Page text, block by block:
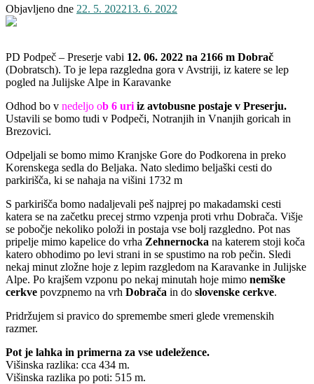
Objavljeno dne 22. 5. 202213. 6. 2022
PD Podpeč – Preserje vabi 12. 06. 2022 na 2166 m Dobrač
(Dobratsch). To je lepa razgledna gora v Avstriji, iz katere se lep
pogled na Julijske Alpe in Karavanke
Odhod bo v nedeljo ob 6 uri iz avtobusne postaje v Preserju.
Ustavili se bomo tudi v Podpeči, Notranjih in Vnanjih goricah in
Brezovici.
Odpeljali se bomo mimo Kranjske Gore do Podkorena in preko
Korenskega sedla do Beljaka. Nato sledimo beljaški cesti do
parkirišča, ki se nahaja na višini 1732 m
S parkirišča bomo nadaljevali peš najprej po makadamski cesti
katera se na začetku precej strmo vzpenja proti vrhu Dobrača. Višje
se pobočje nekoliko položi in postaja vse bolj razgledno. Pot nas
pripelje mimo kapelice do vrha Zehnernocka na katerem stoji koča
katero obhodimo po levi strani in se spustimo na rob pečin. Sledi
nekaj minut zložne hoje z lepim razgledom na Karavanke in Julijske
Alpe. Po krajšem vzponu po nekaj minutah hoje mimo nemške
cerkve povzpnemo na vrh Dobrača in do slovenske cerkve.
Pridržujem si pravico do spremembe smeri glede vremenskih
razmer.
Pot je lahka in primerna za vse udeležence.
Višinska razlika: cca 434 m.
Višinska razlika po poti: 515 m.